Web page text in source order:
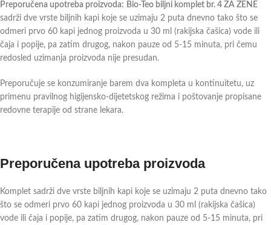
Preporučena upotreba proizvoda: Bio-Teo biljni komplet br. 4 ZA ŽENE
sadrži dve vrste biljnih kapi koje se uzimaju 2 puta dnevno tako što se
odmeri prvo 60 kapi jednog proizvoda u 30 ml (rakijska čašica) vode ili
čaja i popije, pa zatim drugog, nakon pauze od 5-15 minuta, pri čemu
redosled uzimanja proizvoda nije presudan.
Preporučuje se konzumiranje barem dva kompleta u kontinuitetu, uz
primenu pravilnog higijensko-dijetetskog režima i poštovanje propisane
redovne terapije od strane lekara.
Preporučena upotreba proizvoda
Komplet sadrži dve vrste biljnih kapi koje se uzimaju 2 puta dnevno tako
što se odmeri prvo 60 kapi jednog proizvoda u 30 ml (rakijska čašica)
vode ili čaja i popije, pa zatim drugog, nakon pauze od 5-15 minuta, pri